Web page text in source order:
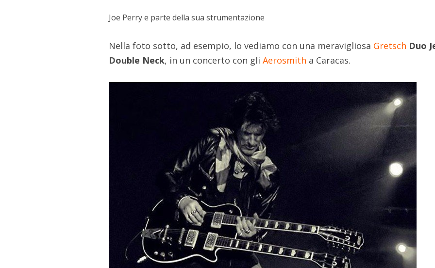
Joe Perry e parte della sua strumentazione
Nella foto sotto, ad esempio, lo vediamo con una meravigliosa Gretsch Duo
Double Neck, in un concerto con gliAerosmith a Caracas.